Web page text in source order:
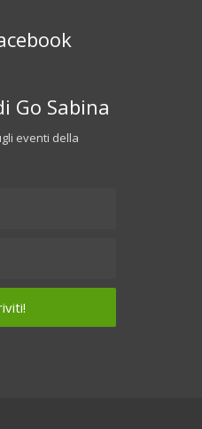
Go Sabina
eventi della